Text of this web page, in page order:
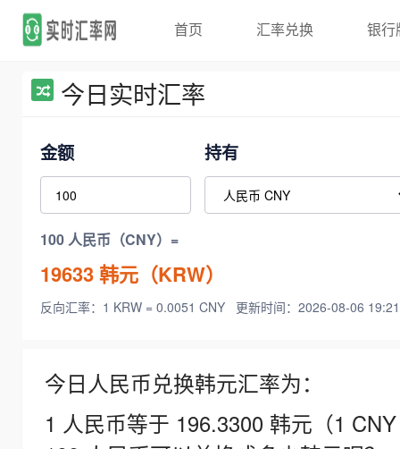
首页 汇率兑换 银行
今日实时汇率
金额 持有
100 人民币（CNY）=
19633韩元（KRW）
反向汇率：1 KRW = 0.0051 CNY 更新时间：2026-08-06
今日人民币兑换韩元汇率为：
1 人民币等于 196.3300 韩元（1